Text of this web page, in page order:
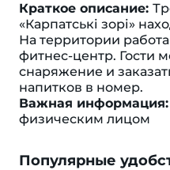
Краткое описание:
«Карпатські зорі»
На территории
фитнес-центр. Гости
снаряжение и
напитков в номер.
Важная информация:
физическим лицом
Популярные